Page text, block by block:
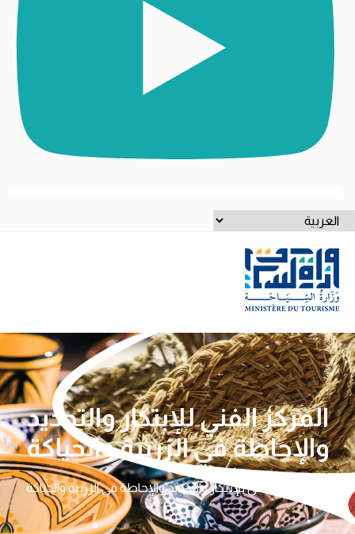
اختر
المركز الفني للإبتكار والتجديد
والإحاطة في الزربية والحياكة
المركز الفني للإبتكار والتجديد والإحاطة في الزربية والحياكة